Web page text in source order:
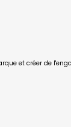
et créer de